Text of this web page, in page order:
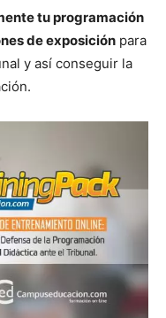
tu programación
de exposición para
y así conseguir la